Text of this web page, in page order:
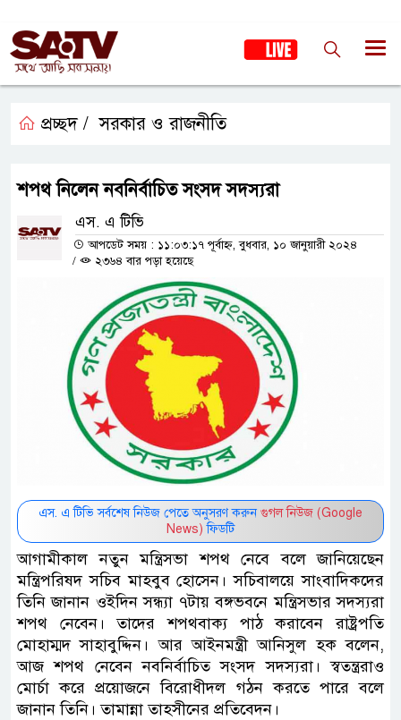
প্রচ্ছদ / সরকার ও রাজনীতি
শপথ নিলেন নবনির্বাচিত সংসদ সদস্যরা
এস. এ টিভি
আপডেট সময় : ১১:০৩:১৭ পূর্বাহ্ন, বুধবার, ১০ জানুয়ারী ২০২৪
/
২৩৬৪ বার পড়া হয়েছে
এস. এ টিভি সর্বশেষ নিউজ পেতে অনুসরণ করুন গুগল নিউজ (Google
News) ফিডটি
আগামীকাল নতুন মন্ত্রিসভা শপথ নেবে বলে জানিয়েছেন
মন্ত্রিপরিষদ সচিব মাহবুব হোসেন। সচিবালয়ে সাংবাদিকদের
তিনি জানান ওইদিন সন্ধ্যা ৭টায় বঙ্গভবনে মন্ত্রিসভার সদস্যরা
শপথ নেবেন। তাদের শপথবাক্য পাঠ করাবেন রাষ্ট্রপতি
মোহাম্মদ সাহাবুদ্দিন। আর আইনমন্ত্রী আনিসুল হক বলেন,
আজ শপথ নেবেন নবনির্বাচিত সংসদ সদস্যরা। স্বতন্ত্ররাও
মোর্চা করে প্রয়োজনে বিরোধীদল গঠন করতে পারে বলে
জানান তিনি। তামান্না তাহসীনের প্রতিবেদন।